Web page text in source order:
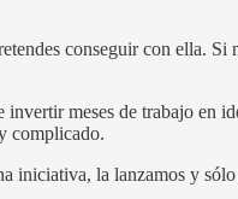
conseguir con ella.
meses de trabajo
complicado.
la lanzamos y